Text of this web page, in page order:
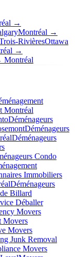
→
Montréal →
RivièresOttawa
→
Montréal
Montréal
Déménageurs
Déménageurs
Déménageurs
Condo
Immobiliers
Déménageurs
Billard
Déballer
Movers
Movers
Movers
Junk Removal
Movers